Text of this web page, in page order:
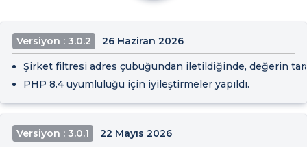
Versiyon : 3.0.2 26 Haziran 2026
Şirket filtresi adres çubuğundan iletildiğinde, değerin
PHP 8.4 uyumluluğu için iyileştirmeler yapıldı.
Versiyon : 3.0.1 22 Mayıs 2026